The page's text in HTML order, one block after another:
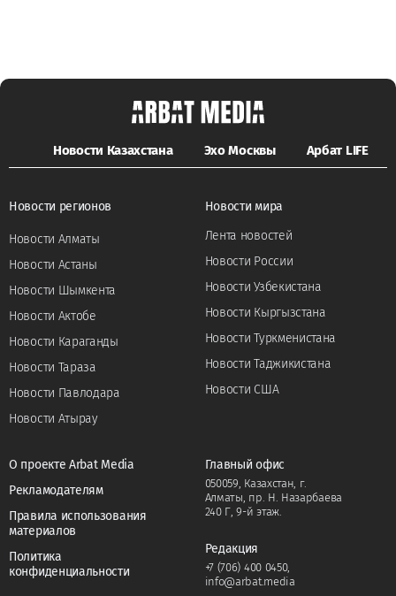
Новости Казахстана Эхо Москвы Арбат LIFE
Новости регионов
Новости Алматы
Новости Астаны
Новости Шымкента
Новости Актобе
Новости Караганды
Новости Тараза
Новости Павлодара
Новости Атырау
Новости мира
Лента новостей
Новости России
Новости Узбекистана
Новости Кыргызстана
Новости Туркменистана
Новости Таджикистана
Новости США
О проекте Arbat Media
Рекламодателям
Правила использования
материалов
Политика
конфиденциальности
Главный офис
050059, Казахстан, г.
Алматы, пр. Н. Назарбаева
240 Г, 9-й этаж.
Редакция
+7 (706) 400 0450,
info@arbat.media